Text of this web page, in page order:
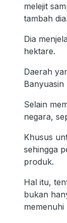
melejit
tambah dia.
Dia
hektare.
Daerah
Selain
negara,
Khusus
sehingga
produk.
Hal itu,
bukan
memenuhi